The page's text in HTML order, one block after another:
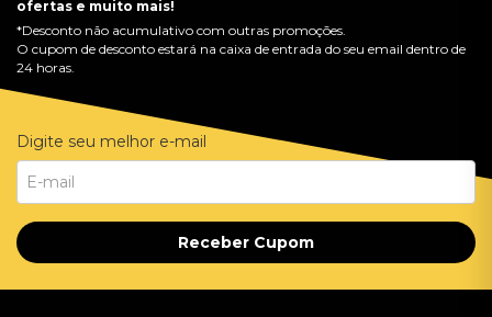
ofertas e muito mais!
*Desconto não acumulativo com outras promoções.
O cupom de desconto estará na caixa de entrada do seu email dentro de
24 horas.
Digite seu melhor e-mail
Receber Cupom